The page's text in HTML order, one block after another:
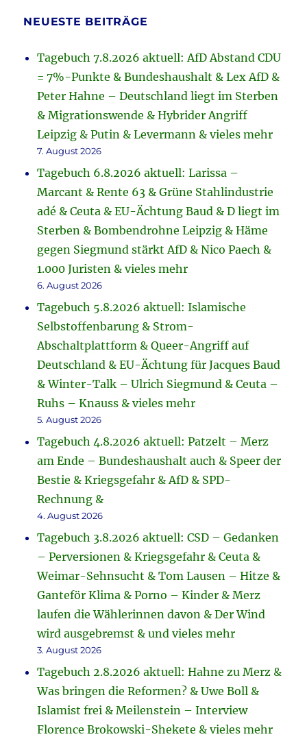
NEUESTE BEITRÄGE
Tagebuch 7.8.2026 aktuell: AfD Abstand CDU
= 7%-Punkte & Bundeshaushalt & Lex AfD &
Peter Hahne – Deutschland liegt im Sterben
& Migrationswende & Hybrider Angriff
Leipzig & Putin & Levermann & vieles mehr
7. August 2026
Tagebuch 6.8.2026 aktuell: Larissa –
Marcant & Rente 63 & Grüne Stahlindustrie
adé & Ceuta & EU-Ächtung Baud & D liegt im
Sterben & Bombendrohne Leipzig & Häme
gegen Siegmund stärkt AfD & Nico Paech &
1.000 Juristen & vieles mehr
6. August 2026
Tagebuch 5.8.2026 aktuell: Islamische
Selbstoffenbarung & Strom-
Abschaltplattform & Queer-Angriff auf
Deutschland & EU-Ächtung für Jacques Baud
& Winter-Talk – Ulrich Siegmund & Ceuta –
Ruhs – Knauss & vieles mehr
5. August 2026
Tagebuch 4.8.2026 aktuell: Patzelt – Merz
am Ende – Bundeshaushalt auch & Speer der
Bestie & Kriegsgefahr & AfD & SPD-
Rechnung &
4. August 2026
Tagebuch 3.8.2026 aktuell: CSD – Gedanken
– Perversionen & Kriegsgefahr & Ceuta &
Weimar-Sehnsucht & Tom Lausen – Hitze &
Ganteför Klima & Porno – Kinder & Merz
laufen die Wählerinnen davon & Der Wind
wird ausgebremst & und vieles mehr
3. August 2026
Tagebuch 2.8.2026 aktuell: Hahne zu Merz &
Was bringen die Reformen? & Uwe Boll &
Islamist frei & Meilenstein – Interview
Florence Brokowski-Shekete & vieles mehr